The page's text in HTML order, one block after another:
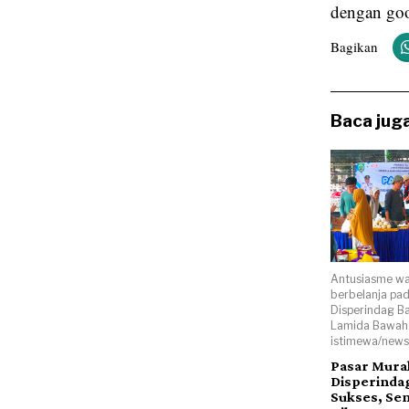
dengan
Bagikan
Baca
Antusiasme
berbelanja
Disperindag
Lamida
istimewa/
Pasar
Sukses,